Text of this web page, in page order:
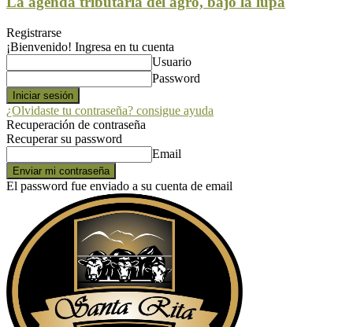
Registrarse
¡Bienvenido! Ingresa en tu cuenta
Usuario
Password
¿Olvidaste tu contraseña? consigue ayuda
Recuperación de contraseña
Recuperar su password
Email
El password fue enviado a su cuenta de email